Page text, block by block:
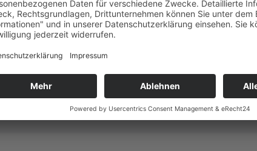
Um ein Produkt anzufragen, klicken Sie bitte auf die